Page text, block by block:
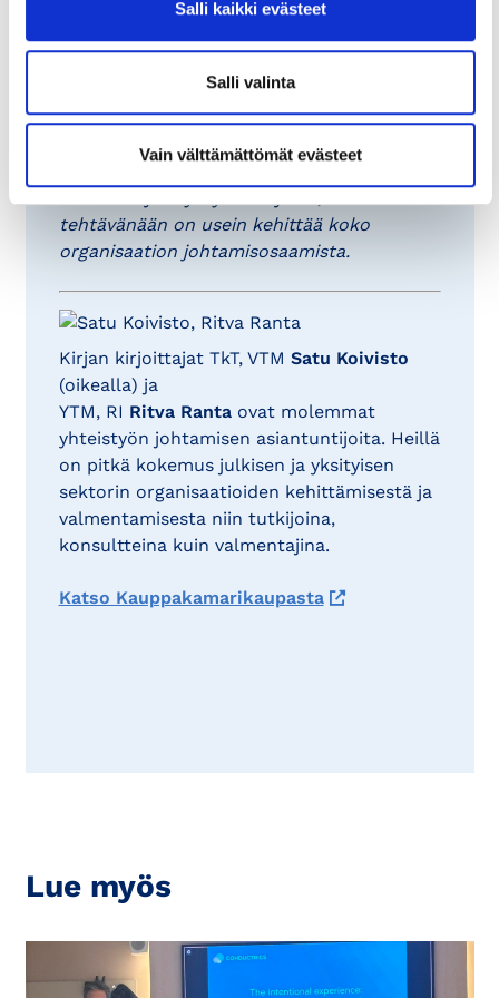
Salli kaikki evästeet
Salli valinta
Vain välttämättömät evästeet
Näin motivoin yhteistyöhön-kirja sopii niin
eri alojen johtajille kuin esimiehillekin. Siitä
tapahtuipa yhteistyö sitten organisaatiossa,
yksikössä, tiimissä, osastossa, työryhmässä
tai erilaisten organisaatioiden
tehtävänään on usein kehittää koko
organisaation johtamisosaamista.
Kirjan kirjoittajat TkT, VTM Satu Koivisto
(oikealla) ja
YTM, RI Ritva Rantaovat molemmat
yhteistyön johtamisen asiantuntijoita. Heillä
on pitkä kokemus julkisen ja yksityisen
sektorin organisaatioiden kehittämisestä ja
valmentamisesta niin tutkijoina,
konsultteina kuin valmentajina.
Katso Kauppakamarikaupasta
Lue myös